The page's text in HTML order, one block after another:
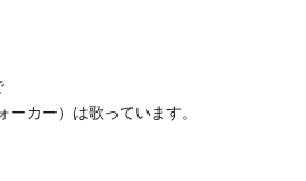
カー）は歌っています。